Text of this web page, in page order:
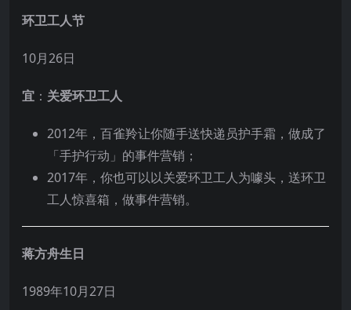
环卫工人节
10月26日
宜 ： 关爱环卫工人
2012年，百雀羚让你随手送快递员护手霜，做成了
「手护行动」的事件营销；
2017年，你也可以以关爱环卫工人为噱头，送环卫
工人惊喜箱，做事件营销。
蒋方舟生日
1989年10月27日